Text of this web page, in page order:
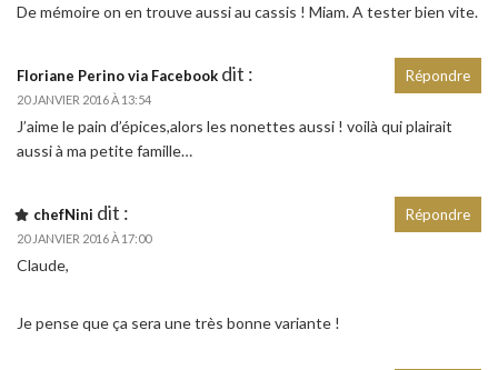
De mémoire on en trouve aussi au cassis ! Miam. A tester bien vite.
Floriane Perino via Facebook dit :
20 JANVIER 2016 À 13:54
J’aime le pain d’épices,alors les nonettes aussi ! voilà qui plairait
aussi à ma petite famille…
Répondre
chefNini dit :
20 JANVIER 2016 À 17:00
Claude,
Je pense que ça sera une très bonne variante !
Répondre